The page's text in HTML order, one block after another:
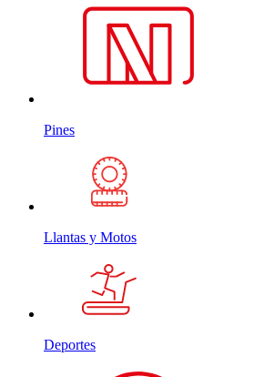
Pines
Llantas y Motos
Deportes